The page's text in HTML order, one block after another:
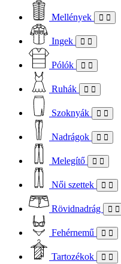
Mellények
Ingek
Pólók
Ruhák
Szoknyák
Nadrágok
Melegítő
Női szettek
Rövidnadrág
Fehérnemű
Tartozékok